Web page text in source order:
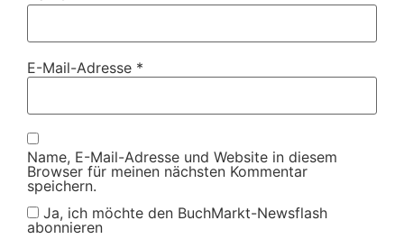
E-Mail-Adresse *
Name, E-Mail-Adresse und Website in diesem
Browser für meinen nächsten Kommentar
speichern.
Ja, ich möchte den BuchMarkt-Newsflash
abonnieren